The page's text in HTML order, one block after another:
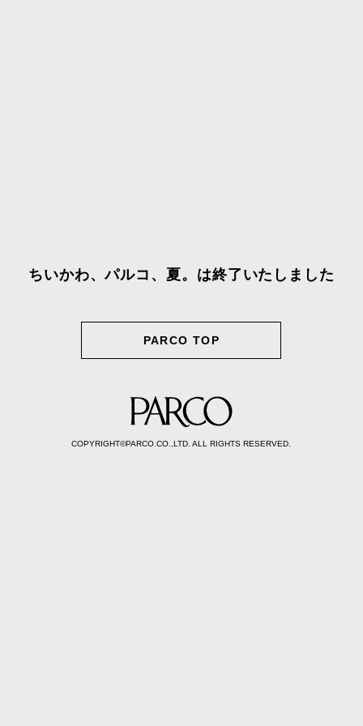
ちいかわ、パルコ、夏。は終了いたしました
PARCO TOP
COPYRIGHT©PARCO.CO.,LTD. ALL RIGHTS RESERVED.